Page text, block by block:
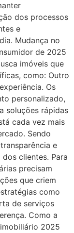
dos processos
e
Mudança no
de 2025
imóveis que
como: Outro
Os
personalizado,
soluções rápidas
cada vez mais
Sendo
e
clientes. Para
precisam
que criem
como
de serviços
Como a
2025